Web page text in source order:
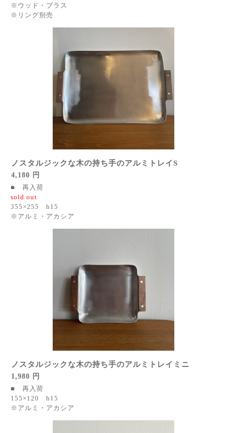
※ウッド・ブラス
※リング別売
ノスタルジックな木の持ち手のアルミトレイS
4,180 円
■ 再入荷
sold out
355×255 h15
※アルミ・アカシア
ノスタルジックな木の持ち手のアルミトレイミニ
1,980 円
■ 再入荷
155×120 h15
※アルミ・アカシア